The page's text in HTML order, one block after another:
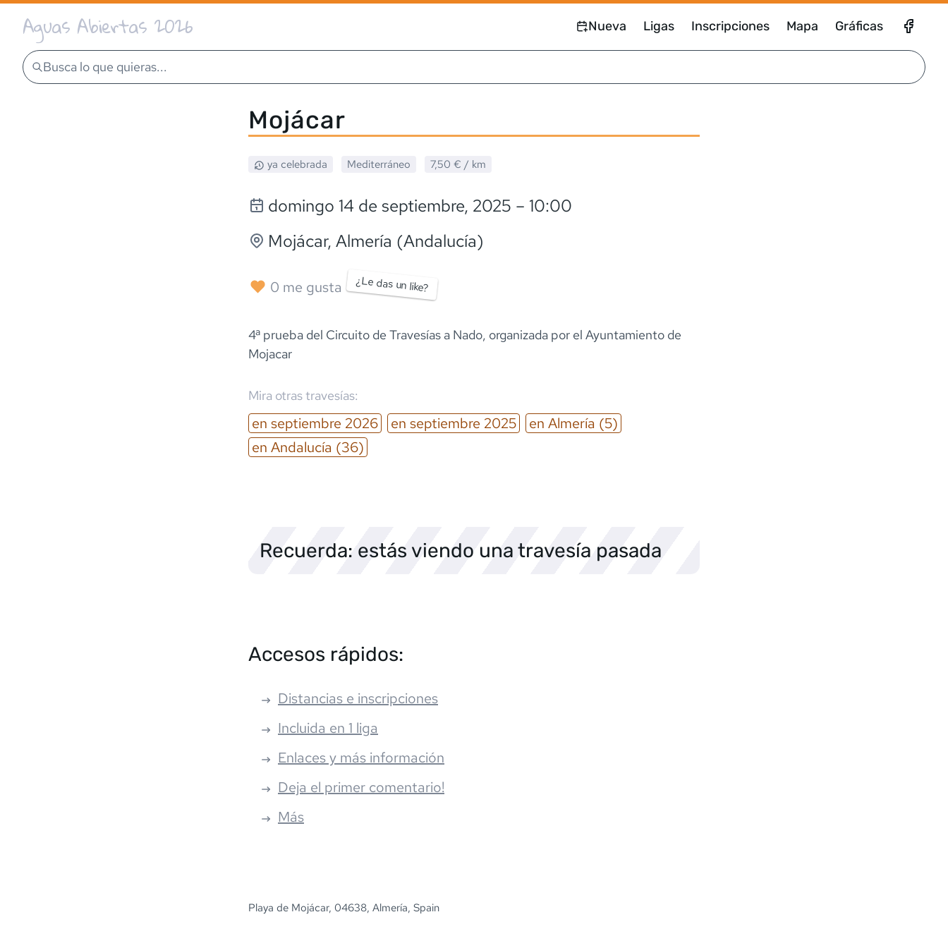
Aguas Abiertas 2026 Nueva Ligas Inscripciones Mapa Gráficas
Busca lo que quieras...
Mojácar
ya celebrada Mediterráneo 7,50 € / km
domingo 14 de septiembre, 2025 – 10:00
Mojácar, Almería (Andalucía)
0 me gusta ¿Le das un like?
4ª prueba del Circuito de Travesías a Nado, organizada por el Ayuntamiento de
Mojacar
Mira otras travesías:
en septiembre 2026 en septiembre 2025 en Almería (5)
en Andalucía (36)
Recuerda: estás viendo una travesía pasada
Accesos rápidos:
Distancias e inscripciones
Incluida en 1 liga
Enlaces y más información
Deja el primer comentario!
Más
Playa de Mojácar, 04638, Almería, Spain